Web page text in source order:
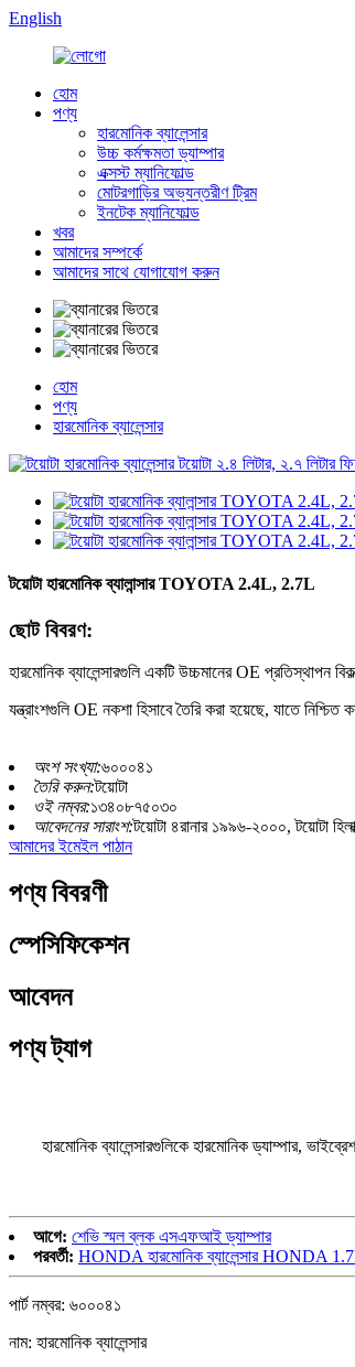
English
হোম
পণ্য
হারমোনিক ব্যালেন্সার
উচ্চ কর্মক্ষমতা ড্যাম্পার
এক্সস্ট ম্যানিফোল্ড
মোটরগাড়ির অভ্যন্তরীণ ট্রিম
ইনটেক ম্যানিফোল্ড
খবর
আমাদের সম্পর্কে
আমাদের সাথে যোগাযোগ করুন
হোম
পণ্য
হারমোনিক ব্যালেন্সার
টয়োটা হারমোনিক ব্যালান্সার TOYOTA 2.4L, 2.7L
ছোট বিবরণ:
হারমোনিক ব্যালেন্সারগুলি একটি উচ্চমানের OE প্রতিস্থাপন
যন্ত্রাংশগুলি OE নকশা হিসাবে তৈরি করা হয়েছে, যাতে
অংশ সংখ্যা:৬০০০৪১
তৈরি করুন:টয়োটা
ওই নম্বর:১৩৪০৮৭৫০৩০
আবেদনের সারাংশ:টয়োটা ৪রানার ১৯৯৬-২০০০, টয়োটা
আমাদের ইমেইল পাঠান
পণ্য বিবরণী
স্পেসিফিকেশন
আবেদন
পণ্য ট্যাগ
হারমোনিক ব্যালেন্সারগুলিকে হারমোনিক ড্যাম্পার,
আগে: শেভি স্মল ব্লক এসএফআই ড্যাম্পার
পরবর্তী: HONDA হারমোনিক ব্যালেন্সার HONDA
পার্ট নম্বর: ৬০০০৪১
নাম: হারমোনিক ব্যালেন্সার